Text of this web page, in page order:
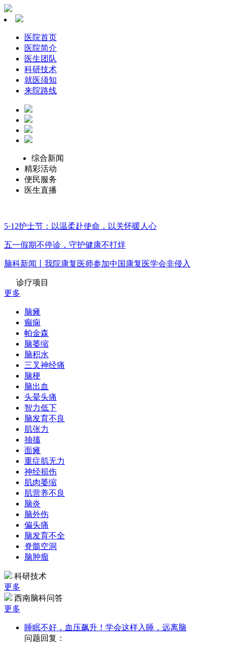
医院首页
医院简介
医生团队
科研技术
就医须知
来院路线
综合新闻
精彩活动
便民服务
医生直播
5·12护士节：以温柔赴使命，以关怀暖人心
五一假期不停诊，守护健康不打烊
脑科新闻丨我院康复医师参加中国康复医学会非侵入
诊疗项目
更多
脑瘫
癫痫
帕金森
脑萎缩
脑积水
三叉神经痛
脑梗
脑出血
头晕头痛
智力低下
脑发育不良
肌张力
抽搐
面瘫
重症肌无力
神经损伤
肌肉萎缩
肌营养不良
脑炎
脑外伤
偏头痛
脑发育不全
脊髓空洞
脑肿瘤
科研技术
更多
西南脑科问答
更多
睡眠不好，血压飙升！学会这样入睡，远离脑
问题回复：